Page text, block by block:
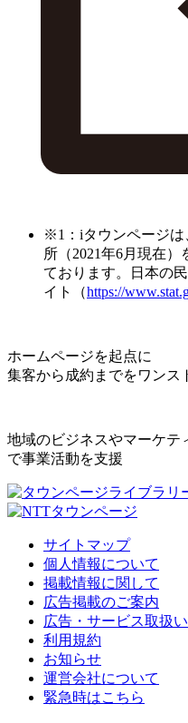
※1：iタウンページは
所（2021年6月現在
ております。日本の
イト（https://
ホームページを起点に
集客から成約までをワンス
地域のビジネスやマーケテ
で事業活動を支援
サイトマップ
個人情報について
掲載情報に関して
広告掲載のご案内
広告・サービス取扱
利用規約
お知らせ
運営会社について
緊急時はこちら